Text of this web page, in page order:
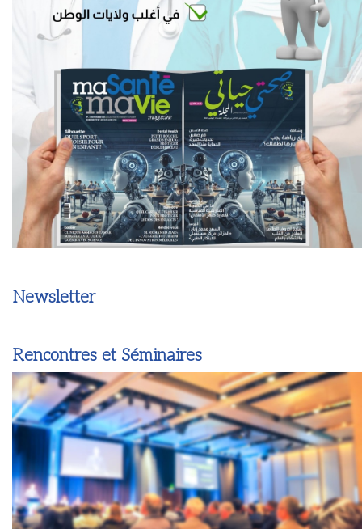
Newsletter
Rencontres et Séminaires